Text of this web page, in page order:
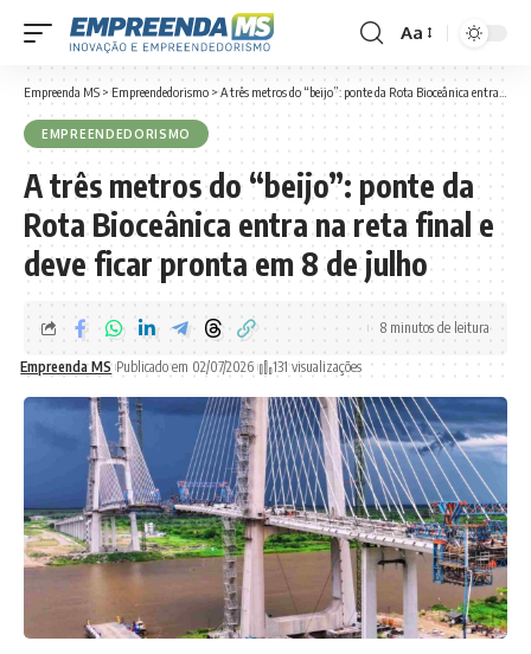
Font
Resizer
Aa
Empreenda MS>Empreendedorismo >A três metros do “beijo”: ponte da Rota Bioceânica entra na reta final e deve ficar pronta em 8 de julho
EMPREENDEDORISMO
A três metros do “beijo”: ponte da
Rota Bioceânica entra na reta final e
deve ficar pronta em 8 de julho
Empreenda MS Publicado em 02/07/2026 131 visualizações
8 minutos de leitura